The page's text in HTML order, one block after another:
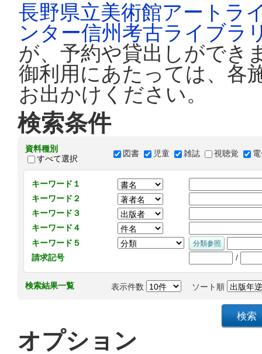
長野県立美術館アートラ
ンター信州考古ライブラ
が、予約や貸出しができ
御利用にあたっては、各
お出かけください。
検索条件
資料種別
すべて選択
図書 児童 雑誌 視聴覚
キーワード１
キーワード２
キーワード３
キーワード４
キーワード５
請求記号
/
検索結果一覧 表示件数 ソート順
オプション